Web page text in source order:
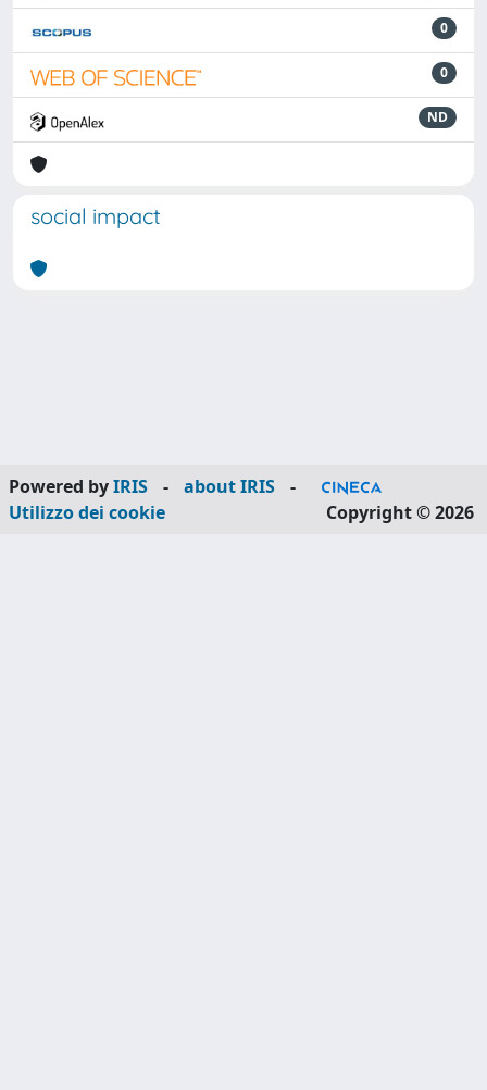
0
0
ND
social impact
Powered byIRIS - about IRIS
-
Utilizzo dei cookie
Copyright © 2026